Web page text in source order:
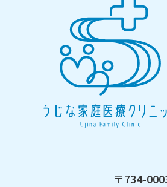
〒734-